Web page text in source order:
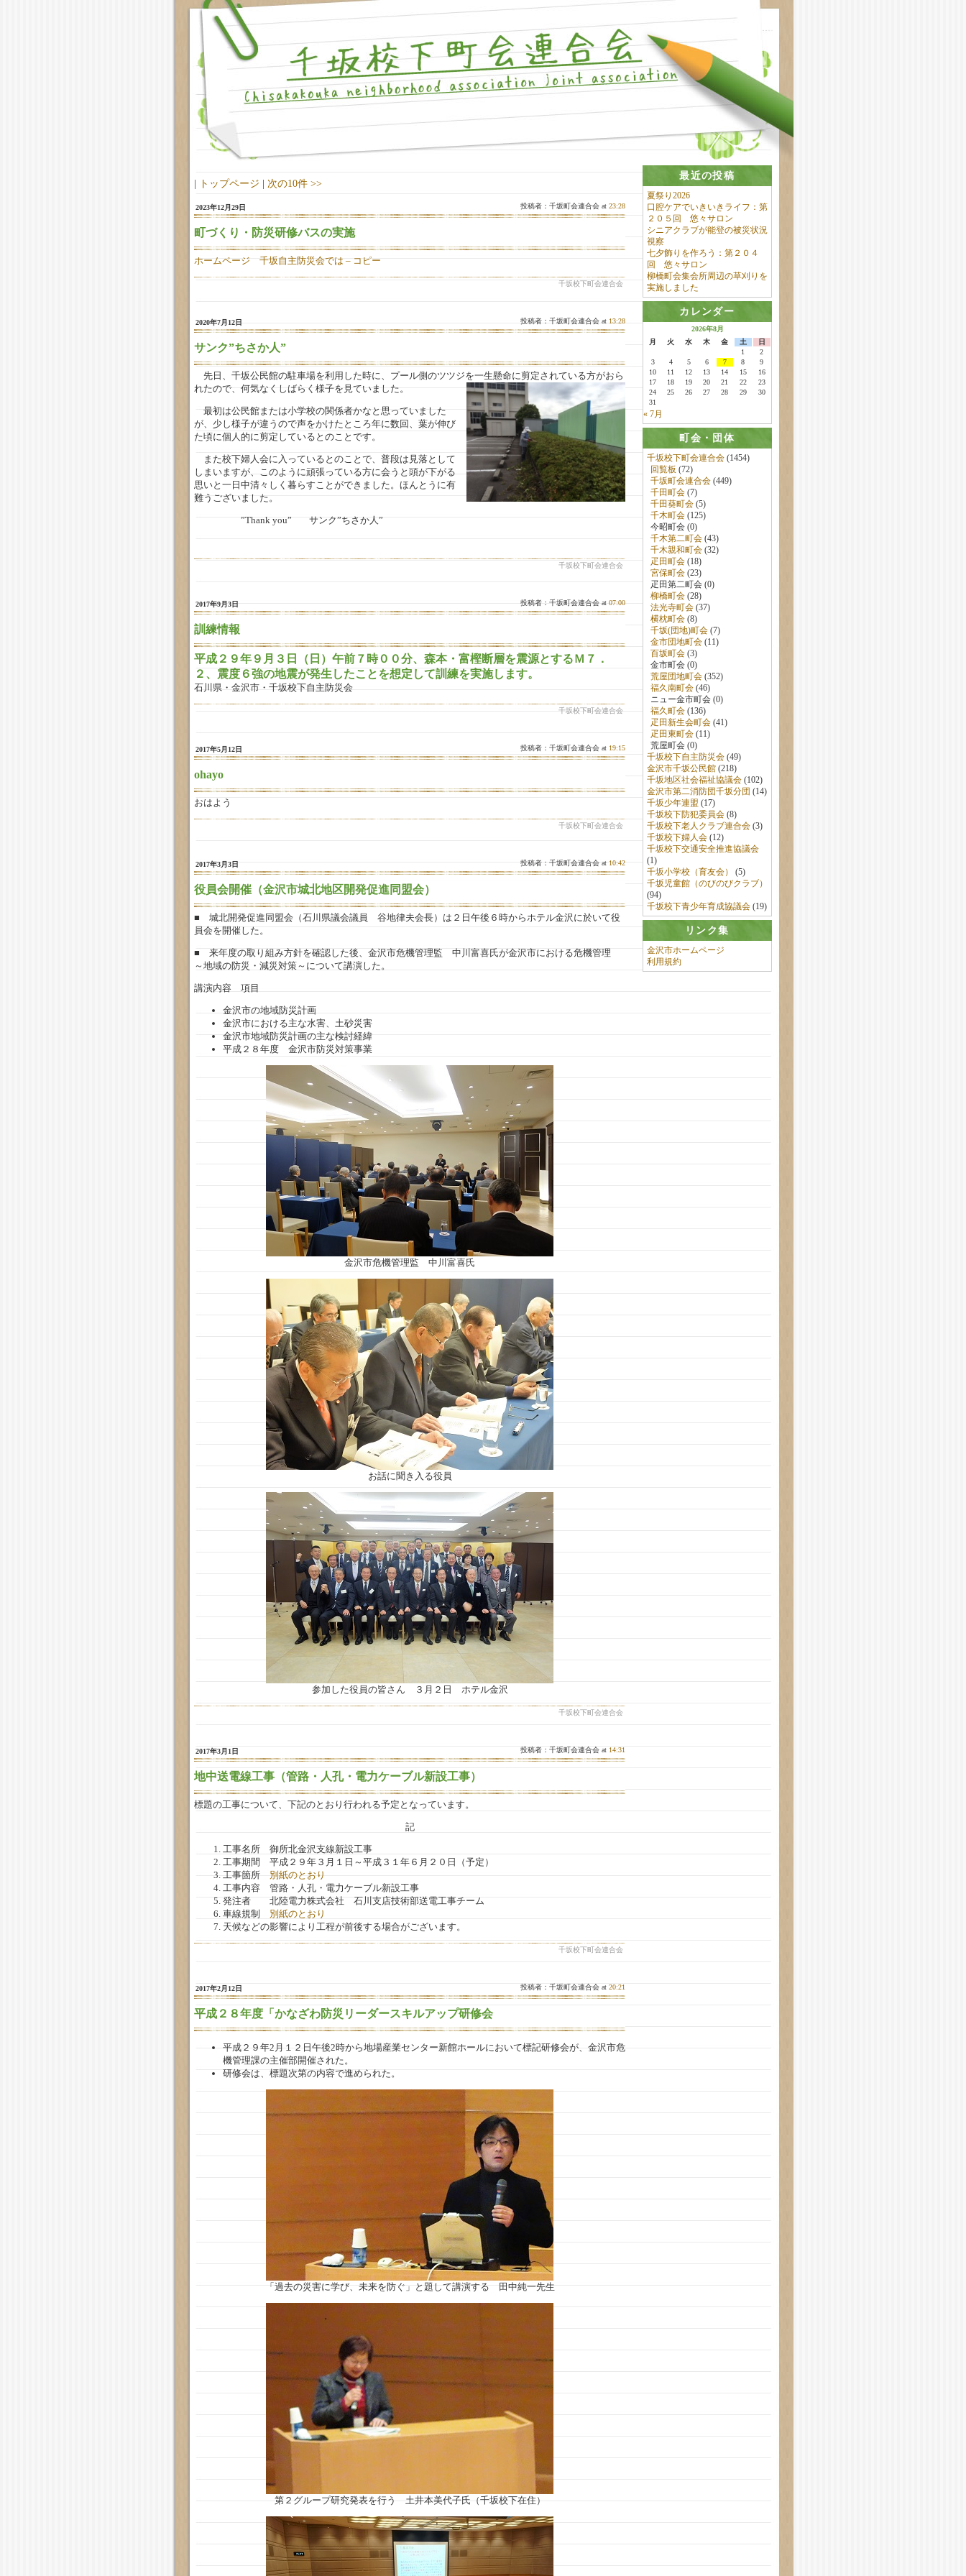
最近の投稿
夏祭り2026
口腔ケアでいきいきライフ：第
２０５回 悠々サロン
シニアクラブが能登の被災状況
視察
七夕飾りを作ろう：第２０４
回 悠々サロン
柳橋町会集会所周辺の草刈りを
実施しました
カレンダー
2026年8月
月
火 水 木 金 土
日
1
2
3
4 5 6 7 8
9
10
11 12 13 14 15
16
17
18 19 20 21 22
23
24
25 26 27 28 29
30
31
« 7月
町会・団体
千坂校下町会連合会(1454)
回覧板 (72)
千坂町会連合会(449)
千田町会(7)
千田葵町会(5)
千木町会(125)
今昭町会 (0)
千木第二町会(43)
千木親和町会(32)
疋田町会(18)
宮保町会(23)
疋田第二町会 (0)
柳橋町会(28)
法光寺町会(37)
横枕町会(8)
千坂(団地)町会(7)
金市団地町会(11)
百坂町会(3)
金市町会 (0)
荒屋団地町会(352)
福久南町会(46)
ニュー金市町会 (0)
福久町会(136)
疋田新生会町会(41)
疋田東町会(11)
荒屋町会 (0)
千坂校下自主防災会(49)
金沢市千坂公民館(218)
千坂地区社会福祉協議会(102)
金沢市第二消防団千坂分団 (14)
千坂少年連盟 (17)
千坂校下防犯委員会(8)
千坂校下老人クラブ連合会(3)
千坂校下婦人会(12)
千坂校下交通安全推進協議会
(1)
千坂小学校（育友会）
(5)
千坂児童館（のびのびクラブ）
(94)
千坂校下青少年育成協議会(19)
リンク集
金沢市ホームページ
利用規約
| トップページ | 次の10件 >>
2023年12月29日 投稿者：千坂町会連合会 at23:28
町づくり・防災研修バスの実施
ホームページ 千坂自主防災会では – コピー
千坂校下町会連合会
2020年7月12日 投稿者：千坂町会連合会 at 13:28
サンク”ちさか人”
先日、千坂公民館の駐車場を利用した時に、プール側のツツジを一生懸命に剪定されている方がおら
れたので、何気なくしばらく様子を見ていました。
最初は公民館または小学校の関係者かなと思っていました
が、少し様子が違うので声をかけたところ年に数回、葉が伸び
た頃に個人的に剪定しているとのことです。
また校下婦人会に入っているとのことで、普段は見落として
しまいますが、このように頑張っている方に会うと頭が下がる
思いと一日中清々しく暮らすことができました。ほんとうに有
難うございました。
”Thank you” サンク”ちさか人”
千坂校下町会連合会
2017年9月3日 投稿者：千坂町会連合会 at07:00
訓練情報
平成２９年９月３日（日）午前７時００分、森本・富樫断層を震源とするＭ７．
２、震度６強の地震が発生したことを想定して訓練を実施します。
石川県・金沢市・千坂校下自主防災会
千坂校下町会連合会
2017年5月12日 投稿者：千坂町会連合会 at 19:15
ohayo
おはよう
千坂校下町会連合会
2017年3月3日 投稿者：千坂町会連合会 at 10:42
役員会開催（金沢市城北地区開発促進同盟会）
■ 城北開発促進同盟会（石川県議会議員 谷地律夫会長）は２日午後６時からホテル金沢に於いて役
員会を開催した。
■ 来年度の取り組み方針を確認した後、金沢市危機管理監 中川富喜氏が金沢市における危機管理
～地域の防災・減災対策～について講演した。
講演内容 項目
金沢市の地域防災計画
金沢市における主な水害、土砂災害
金沢市地域防災計画の主な検討経緯
平成２８年度 金沢市防災対策事業
金沢市危機管理監 中川富喜氏
お話に聞き入る役員
参加した役員の皆さん ３月２日 ホテル金沢
千坂校下町会連合会
2017年3月1日 投稿者：千坂町会連合会 at 14:31
地中送電線工事（管路・人孔・電力ケーブル新設工事）
標題の工事について、下記のとおり行われる予定となっています。
記
工事名所 御所北金沢支線新設工事
工事期間 平成２９年３月１日～平成３１年６月２０日（予定）
工事箇所 別紙のとおり
工事内容 管路・人孔・電力ケーブル新設工事
発注者 北陸電力株式会社 石川支店技術部送電工事チーム
車線規制
別紙のとおり
天候などの影響により工程が前後する場合がございます。
千坂校下町会連合会
2017年2月12日 投稿者：千坂町会連合会 at20:21
平成２８年度「かなざわ防災リーダースキルアップ研修会
平成２９年2月１２日午後2時から地場産業センター新館ホールにおいて標記研修会が、金沢市危
機管理課の主催部開催された。
研修会は、標題次第の内容で進められた。
「過去の災害に学び、未来を防ぐ」と題して講演する 田中純一先生
第２グループ研究発表を行う 土井本美代子氏（千坂校下在住）